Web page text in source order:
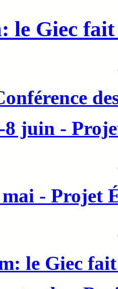
le Giec
8 juin -
mai - Projet
le Giec